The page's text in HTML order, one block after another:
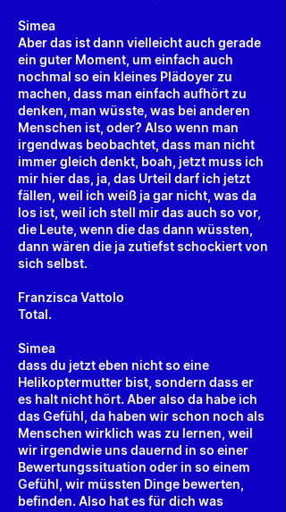
Simea
Aber das ist dann vielleicht auch gerade
ein guter Moment, um einfach auch
nochmal so ein kleines Plädoyer zu
machen, dass man einfach aufhört zu
denken, man wüsste, was bei anderen
Menschen ist, oder? Also wenn man
irgendwas beobachtet, dass man nicht
immer gleich denkt, boah, jetzt muss ich
mir hier das, ja, das Urteil darf ich jetzt
fällen, weil ich weiß ja gar nicht, was da
los ist, weil ich stell mir das auch so vor,
die Leute, wenn die das dann wüssten,
dann wären die ja zutiefst schockiert von
sich selbst.
Franzisca Vattolo
Total.
Simea
dass du jetzt eben nicht so eine
Helikoptermutter bist, sondern dass er
es halt nicht hört. Aber also da habe ich
das Gefühl, da haben wir schon noch als
Menschen wirklich was zu lernen, weil
wir irgendwie uns dauernd in so einer
Bewertungssituation oder in so einem
Gefühl, wir müssten Dinge bewerten,
befinden. Also hat es für dich was